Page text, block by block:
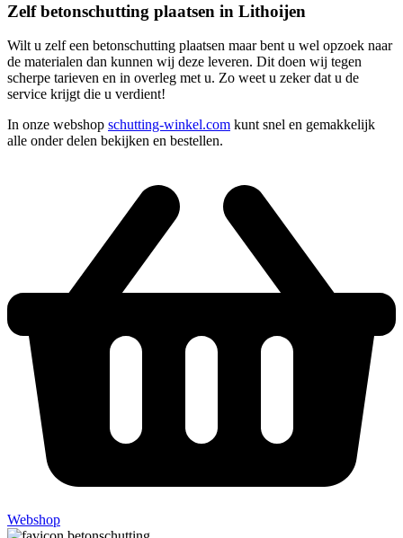
Zelf betonschutting plaatsen in Lithoijen
Wilt u zelf een betonschutting plaatsen maar bent u wel opzoek naar
de materialen dan kunnen wij deze leveren. Dit doen wij tegen
scherpe tarieven en in overleg met u. Zo weet u zeker dat u de
service krijgt die u verdient!
In onze webshop schutting-winkel.com kunt snel en gemakkelijk
alle onder delen bekijken en bestellen.
Webshop